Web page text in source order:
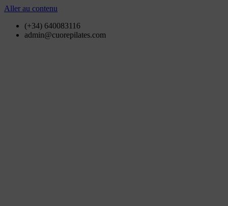
Aller au contenu
(+34) 640083116
admin@cuorepilates.com